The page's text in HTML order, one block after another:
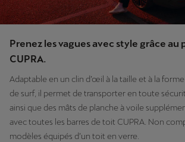
Prenez les vagues avec style grâce
CUPRA.
Adaptable en un clin d’œil à la taille et à la
de surf, il permet de transporter en toute
ainsi que des mâts de planche à voile
avec toutes les barres de toit CUPRA. Non
modèles équipés d’un toit en verre.